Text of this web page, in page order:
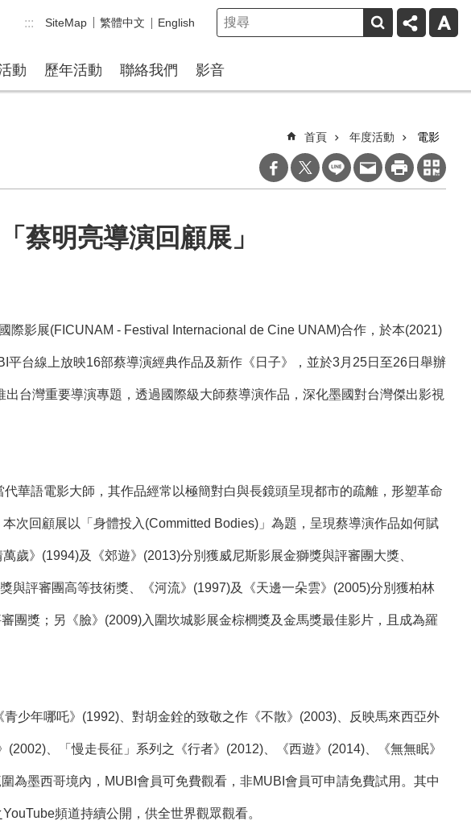
::: SiteMap 繁體中文 English
動 歷年活動 聯絡我們 影音
首頁 年度活動 電影
蔡明亮導演回顧展」
影展(FICUNAM - Festival Internacional de Cine UNAM)合作，於本(2021)
台線上放映16部蔡導演經典作品及新作《日子》，並於3月25日至26日舉辦
台灣重要導演專題，透過國際級大師蔡導演作品，深化墨國對台灣傑出影視
華語電影大師，其作品經常以極簡對白與長鏡頭呈現都市的疏離，形塑革命
次回顧展以「身體投入(Committed Bodies)」為題，呈現蔡導演作品如何賦
歲》(1994)及《郊遊》(2013)分別獲威尼斯影展金獅獎與評審團大獎、
與評審團高等技術獎、《河流》(1997)及《天邊一朵雲》(2005)分別獲柏林
團獎；另《臉》(2009)入圍坎城影展金棕櫚獎及金馬獎最佳影片，且成為羅
少年哪吒》(1992)、對胡金銓的致敬之作《不散》(2003)、反映馬來西亞外
、「慢走長征」系列之《行者》(2012)、《西遊》(2014)、《無無眠》
為墨西哥境內，MUBI會員可免費觀看，非MUBI會員可申請免費試用。其中
頻道持續公開，供全世界觀眾觀看。